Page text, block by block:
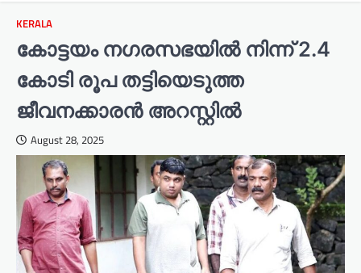
KERALA
കോട്ടയം നഗരസഭയിൽ നിന്ന് 2.4
കോടി രൂപ തട്ടിയെടുത്ത
ജീവനക്കാരൻ അറസ്റ്റിൽ
August 28, 2025